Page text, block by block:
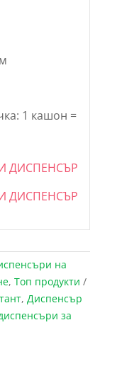
1 кашон =
ДИСПЕНСЪР
ДИСПЕНСЪР
на
, Топ продукти
, Диспенсър
за